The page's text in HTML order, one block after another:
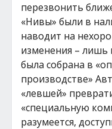
перезвонить
«Нивы» были в
наводит на
изменения – лишь
была собрана в
производстве»
«левшей»
«специальную
разумеется,